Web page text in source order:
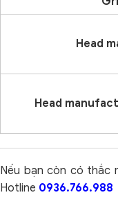
Head
Head
Nếu bạn còn có thắc
Hotline 0936.766.988